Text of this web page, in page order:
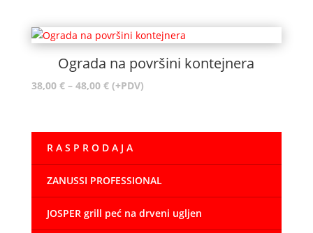
Ograda na površini kontejnera
38,00 € – 48,00 €Raspon
38,00 €
do
48,00 €
(+PDV)
R A S P R O D A J A
ZANUSSI PROFESSIONAL
JOSPER grill peć na drveni ugljen